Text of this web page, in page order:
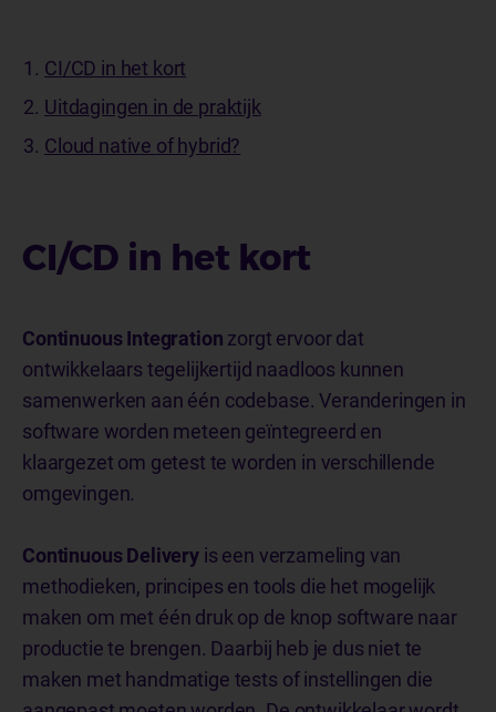
CI/CD in het kort
Uitdagingen in de praktijk
Cloud native of hybrid?
CI/CD in het kort
Continuous Integration zorgt ervoor dat
ontwikkelaars tegelijkertijd naadloos kunnen
samenwerken aan één codebase. Veranderingen in
software worden meteen geïntegreerd en
klaargezet om getest te worden in verschillende
omgevingen.
Continuous Deliveryis een verzameling van
methodieken, principes en tools die het mogelijk
maken om met één druk op de knop software naar
productie te brengen. Daarbij heb je dus niet te
maken met handmatige tests of instellingen die